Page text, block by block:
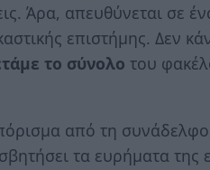
Άρα, απευθύνεται σε
επιστήμης. Δεν
το σύνολο του
από τη συνάδελφο,
τα ευρήματα της